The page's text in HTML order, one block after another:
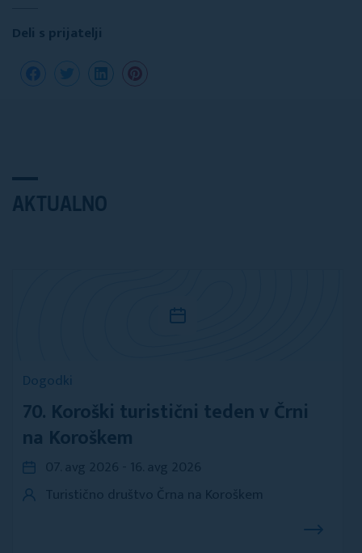
Deli s prijatelji
AKTUALNO
Dogodki
70. Koroški turistični teden v Črni
na Koroškem